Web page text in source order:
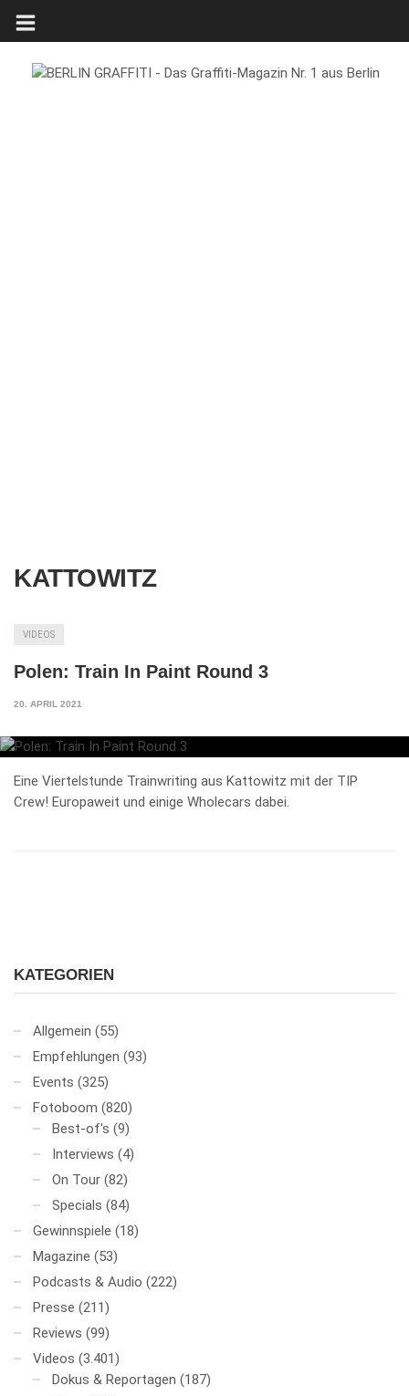
KATTOWITZ
VIDEOS
Polen: Train In Paint Round 3
20. APRIL 2021
Eine Viertelstunde Trainwriting aus Kattowitz mit der TIP
Crew! Europaweit und einige Wholecars dabei.
KATEGORIEN
Allgemein (55)
Empfehlungen (93)
Events (325)
Fotoboom (820)
Best-of's (9)
Interviews (4)
On Tour (82)
Specials (84)
Gewinnspiele (18)
Magazine (53)
Podcasts & Audio (222)
Presse (211)
Reviews (99)
Videos (3.401)
Dokus & Reportagen (187)